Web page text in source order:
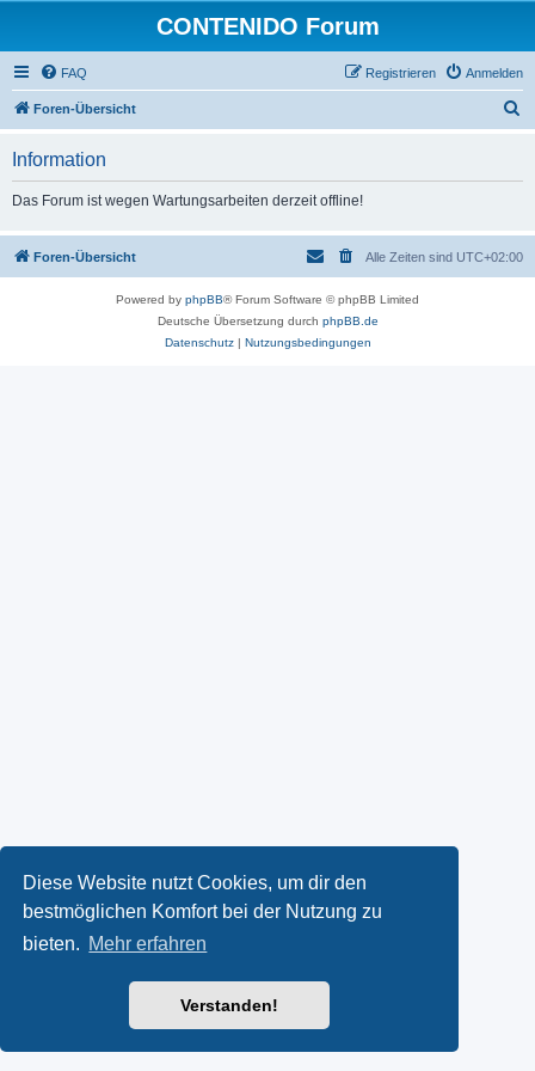
Diese Website nutzt Cookies, um dir den
bestmöglichen Komfort bei der Nutzung zu
bieten. Mehr erfahren
Verstanden!
CONTENIDO Forum
FAQ Anmelden
Registrieren
Foren-Übersicht
Information
Das Forum ist wegen Wartungsarbeiten derzeit offline!
Foren-Übersicht Alle Zeiten sind UTC+02:00
Powered by phpBB® Forum Software © phpBB Limited
Deutsche Übersetzung durch phpBB.de
Datenschutz| Nutzungsbedingungen